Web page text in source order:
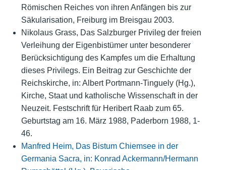
Römischen Reiches von ihren Anfängen bis zur
Säkularisation, Freiburg im Breisgau 2003.
Nikolaus Grass, Das Salzburger Privileg der freien
Verleihung der Eigenbistümer unter besonderer
Berücksichtigung des Kampfes um die Erhaltung
dieses Privilegs. Ein Beitrag zur Geschichte der
Reichskirche, in: Albert Portmann-Tinguely (Hg.),
Kirche, Staat und katholische Wissenschaft in der
Neuzeit. Festschrift für Heribert Raab zum 65.
Geburtstag am 16. März 1988, Paderborn 1988, 1-
46.
Manfred Heim, Das Bistum Chiemsee in der
Germania Sacra, in: Konrad Ackermann/Hermann